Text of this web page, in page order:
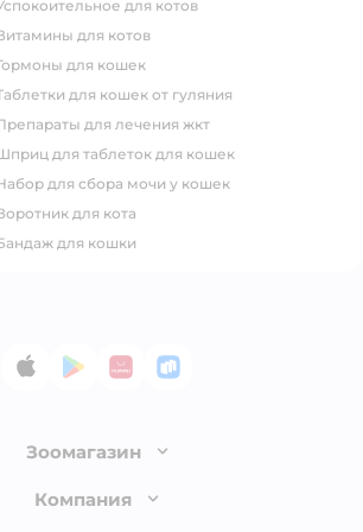
успокоительное для котов
витамины для котов
гормоны для кошек
таблетки для кошек от гуляния
препараты для лечения жкт
шприц для таблеток для кошек
набор для сбора мочи у кошек
воротник для кота
бандаж для кошки
App StoreGoogle Play
AppGallery
RuStore
Зоомагазин
Лицензия
Компания